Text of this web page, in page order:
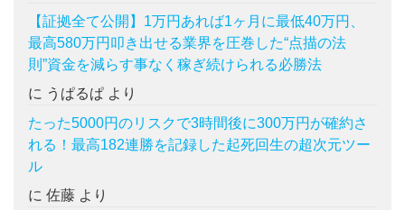
【証拠全て公開】1万円あれば1ヶ月に最低40万円、
最高580万円叩き出せる業界を圧巻した“点描の法
則”資金を減らす事なく稼ぎ続けられる必勝法
に うぱるぱ より
たった5000円のリスクで3時間後に300万円が確約さ
れる！最高182連勝を記録した起死回生の超次元ツー
ル
に 佐藤 より